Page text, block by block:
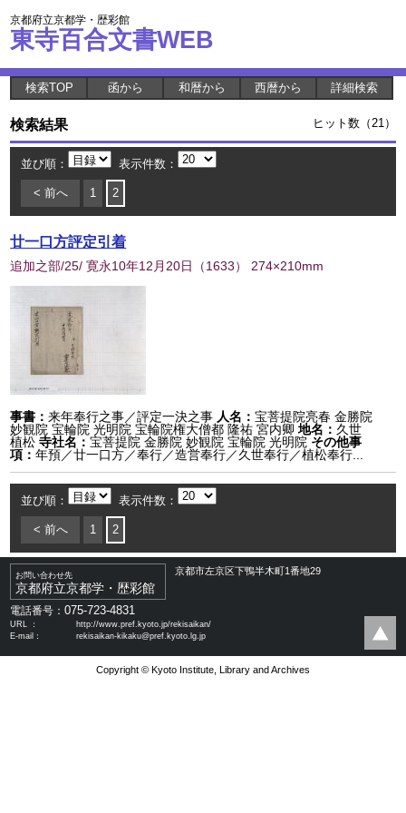
京都府立京都学・歴彩館
東寺百合文書WEB
検索TOP 函から 和暦から 西暦から 詳細検索
検索結果 ヒット数（21）
並び順： 表示件数：
< 前へ 1 2
廿一口方評定引着
追加之部/25/ 寛永10年12月20日 （1633） 274×210mm
事書：来年奉行之事／評定一決之事 人名：宝菩提院亮春 金勝院
妙観院 宝輪院 光明院 宝輪院権大僧都 隆祐 宮内卿 地名： 久世
植松 寺社名：宝菩提院 金勝院 妙観院 宝輪院 光明院 その他事
項：年預／廿一口方／奉行／造営奉行／久世奉行／植松奉行...
並び順： 表示件数：
< 前へ 1 2
お問い合わせ先
京都府立京都学・歴彩館
京都市左京区下鴨半木町1番地29
電話番号：075-723-4831
URL ：
http://www.pref.kyoto.jp/rekisaikan/
E-mail：
rekisaikan-kikaku@pref.kyoto.lg.jp
Copyright © Kyoto Institute, Library and Archives